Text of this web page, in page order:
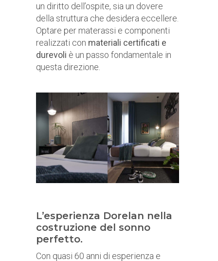
un diritto dell’ospite, sia un dovere
della struttura che desidera eccellere.
Optare per materassi e componenti
realizzati con materiali certificati e
durevoli è un passo fondamentale in
questa direzione.
L’esperienza Dorelan nella
costruzione del sonno
perfetto.
Con quasi 60 anni di esperienza e